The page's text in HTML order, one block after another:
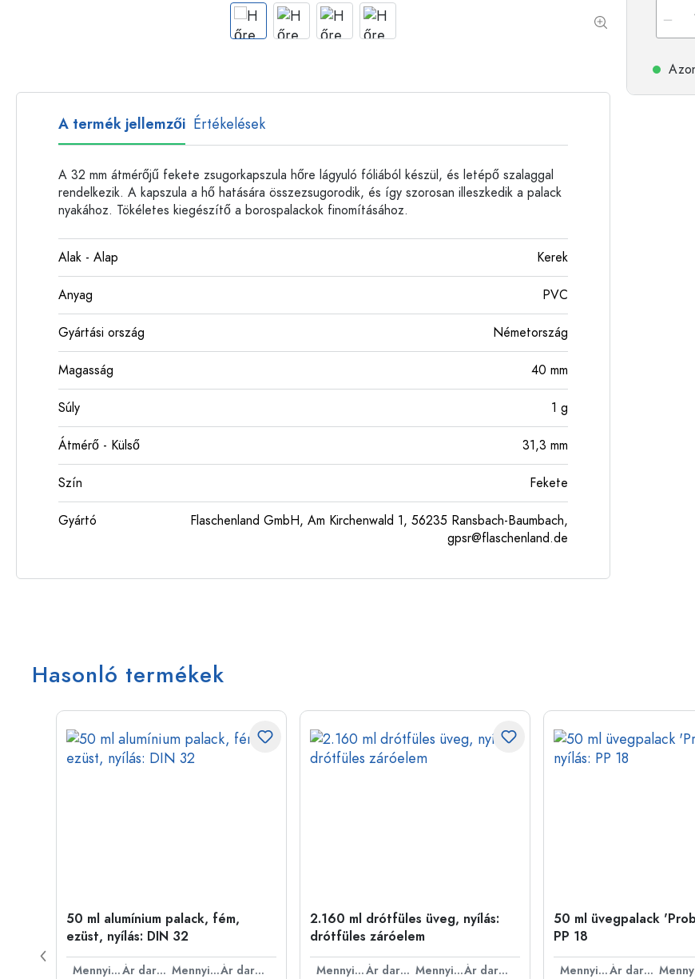
Műanyag palackok
A termék jellemzői Értékelések
A 32 mm átmérőjű fekete zsugorkapszula hőre lágyuló fóliából készül, és letépő szalaggal
rendelkezik. A kapszula a hő hatására összezsugorodik, és így szorosan illeszkedik a palack
nyakához. Tökéletes kiegészítő a borospalackok finomításához.
Alak - Alap Kerek
Anyag PVC
Gyártási ország Németország
Magasság 40 mm
Súly 1 g
Átmérő - Külső 31,3 mm
Szín Fekete
Gyártó
Flaschenland GmbH, Am Kirchenwald 1, 56235 Ransbach-Baumbach,
gpsr@flaschenland.de
Hasonló termékek
50 ml alumínium palack, fém,
ezüst, nyílás: DIN 32
Mennyiség Ár darabonként Mennyiség
Ár darabonként
2.160 ml drótfüles üveg, nyílás:
drótfüles záróelem
Mennyiség Ár darabonként Mennyiség
Ár darabonként
50 ml üvegpalack
PP 18
Mennyiség Ár darabonként